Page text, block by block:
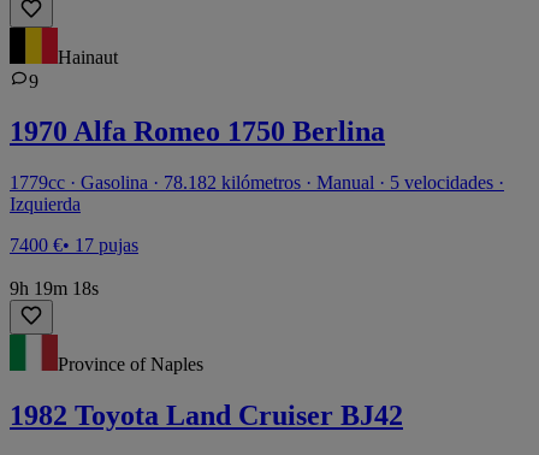
Hainaut
9
1970 Alfa Romeo 1750 Berlina
1779cc · Gasolina · 78.182 kilómetros · Manual · 5 velocidades ·
Izquierda
7400 €• 17 pujas
9h 19m 18s
Province of Naples
1982 Toyota Land Cruiser BJ42